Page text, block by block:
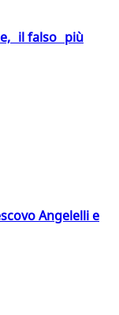
il falso più
Angelelli e